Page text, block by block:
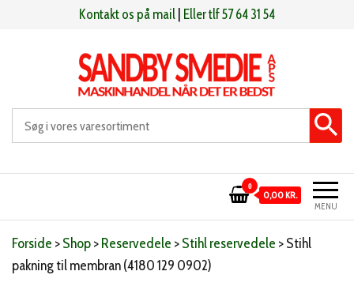
Kontakt os på mail Eller tlf 57 64 31 54
Sandby smeden Maskinhandel når det er bedst
MENU
0
0,00 KR.
Forside >Shop>Reservedele >Stihl reservedele >Stihl
pakning til membran (4180 129 0902)